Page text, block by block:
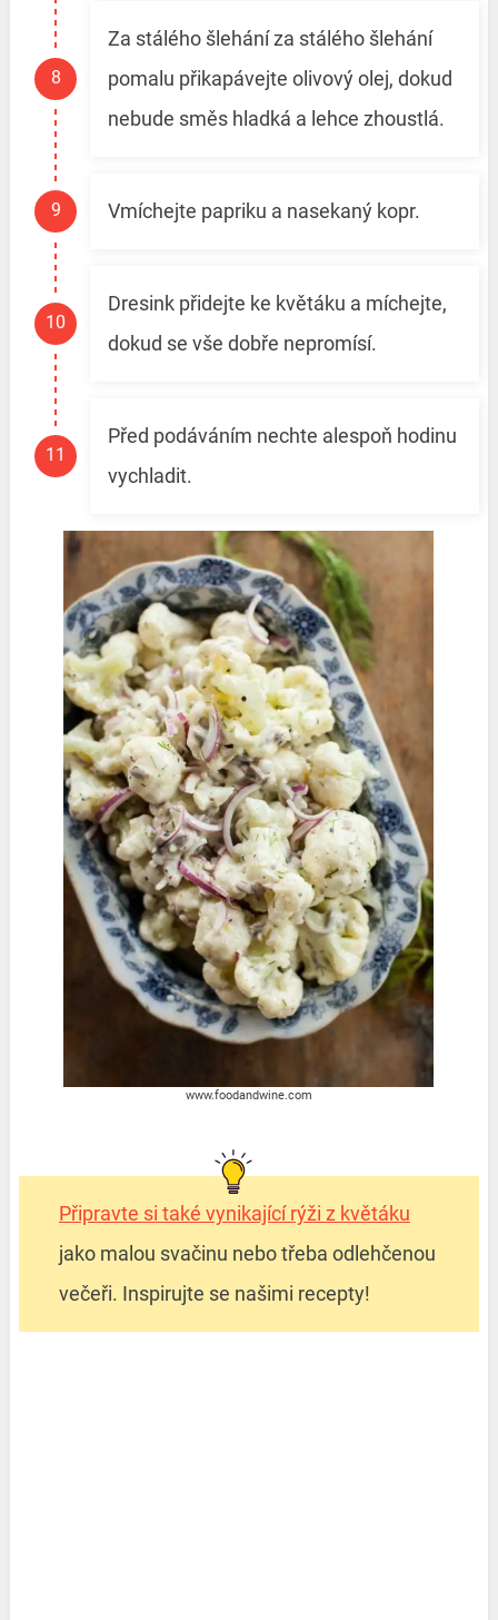
Za stálého šlehání za stálého šlehání
pomalu přikapávejte olivový olej, dokud
nebude směs hladká a lehce zhoustlá.
Vmíchejte papriku a nasekaný kopr.
Dresink přidejte ke květáku a míchejte,
dokud se vše dobře nepromísí.
Před podáváním nechte alespoň hodinu
vychladit.
www.foodandwine.com
Připravte si také vynikající rýži z květáku
jako malou svačinu nebo třeba odlehčenou
večeři. Inspirujte se našimi recepty!